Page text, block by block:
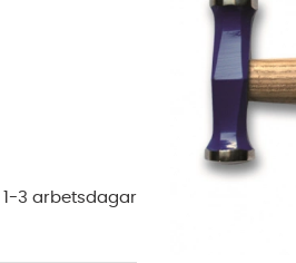
1-3 arbetsdagar